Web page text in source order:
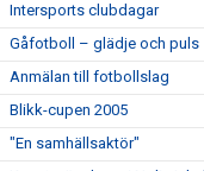
Intersports clubdagar
Gåfotboll – glädje och puls
Anmälan till fotbollslag
Blikk-cupen 2005
"En samhällsaktör"